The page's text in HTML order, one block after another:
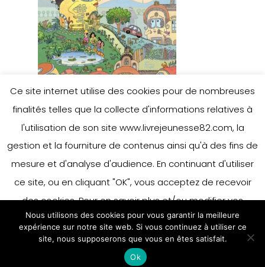
Ce site internet utilise des cookies pour de nombreuses
finalités telles que la collecte d'informations relatives à
l'utilisation de son site www.livrejeunesse82.com, la
gestion et la fourniture de contenus ainsi qu'à des fins de
mesure et d'analyse d'audience. En continuant d'utiliser
ce site, ou en cliquant "OK", vous acceptez de recevoir
des cookies. Pour en savoir plus et/ou modifier vos
préférences en matière de cookies, merci de vous référer
à notre politique sur les cookies.
Accepter
En savoir plus
Nous utilisons des cookies pour vous garantir la meilleure
expérience sur notre site web. Si vous continuez à utiliser ce
site, nous supposerons que vous en êtes satisfait.
Ok